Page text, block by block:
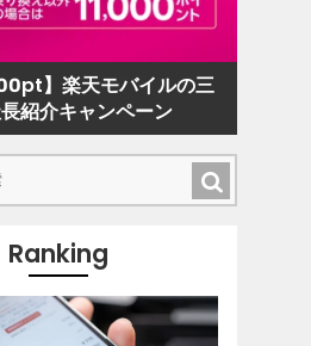
】楽天モバイルの三
紹介キャンペーン
Ranking